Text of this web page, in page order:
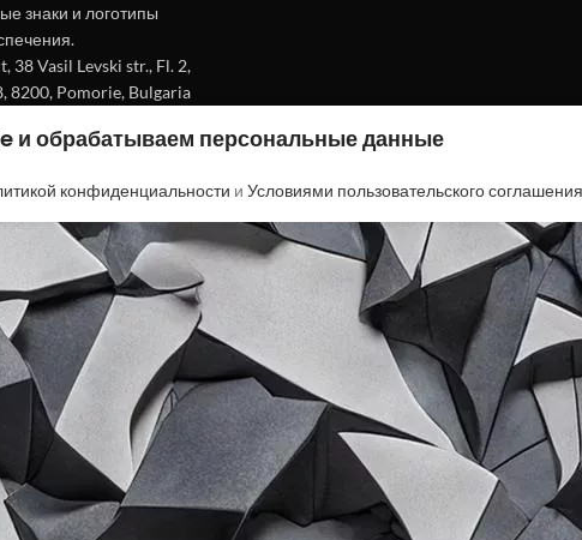
знаки и логотипы
38 Vasil Levski str., Fl. 2,
8200, Pomorie, Bulgaria
обрабатываем персональные данные
конфиденциальности и Условиями пользовательского соглашения